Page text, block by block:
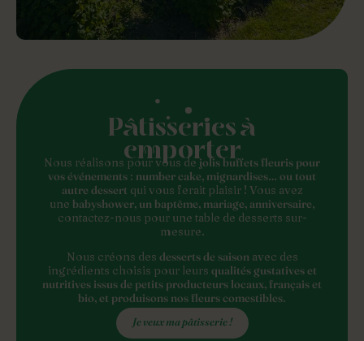
Pâtisseries à
emporter
Nous réalisons pour vous dejolis buffets fleuris pour
vos événements : number cake, mignardises… ou tout
autre dessert qui vous ferait plaisir ! Vous avez
une babyshower, un baptême, mariage, anniversaire,
contactez-nous pour une table de desserts sur-
mesure.
Nous créons des desserts de saisonavec des
ingrédients choisis pour leurs qualités gustatives et
nutritives issus de petits producteurs locaux, français et
bio, et produisons nos fleurs comestibles.
Je veux ma pâtisserie !